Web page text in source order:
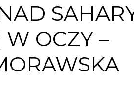
W OCZY –